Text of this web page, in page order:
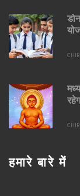
हमारे बारे में